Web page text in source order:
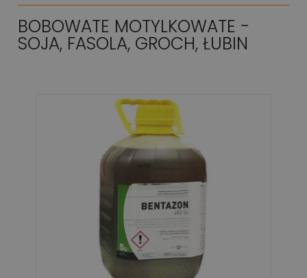
BOBOWATE MOTYLKOWATE -
SOJA, FASOLA, GROCH, ŁUBIN